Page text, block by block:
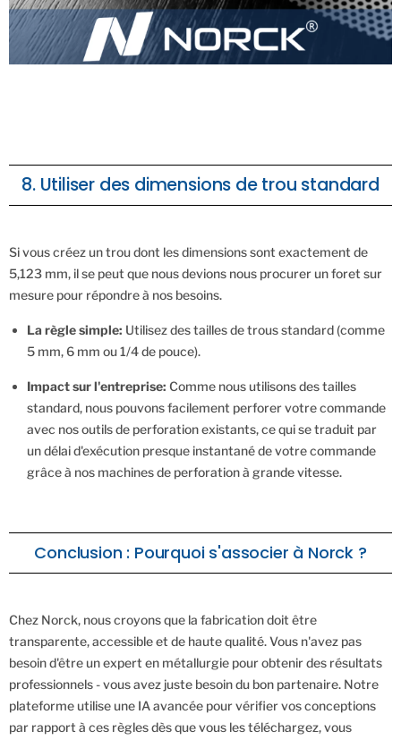
8. Utiliser des dimensions de trou standard
Si vous créez un trou dont les dimensions sont exactement de
5,123 mm, il se peut que nous devions nous procurer un foret sur
mesure pour répondre à nos besoins.
La règle simple: Utilisez des tailles de trous standard (comme
5 mm, 6 mm ou 1/4 de pouce).
Impact sur l'entreprise: Comme nous utilisons des tailles
standard, nous pouvons facilement perforer votre commande
avec nos outils de perforation existants, ce qui se traduit par
un délai d'exécution presque instantané de votre commande
grâce à nos machines de perforation à grande vitesse.
Conclusion : Pourquoi s'associer à Norck ?
Chez Norck, nous croyons que la fabrication doit être
transparente, accessible et de haute qualité. Vous n'avez pas
besoin d'être un expert en métallurgie pour obtenir des résultats
professionnels - vous avez juste besoin du bon partenaire. Notre
plateforme utilise une IA avancée pour vérifier vos conceptions
par rapport à ces règles dès que vous les téléchargez, vous